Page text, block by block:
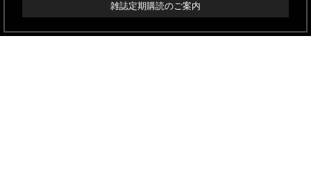
雑誌定期購読のご案内